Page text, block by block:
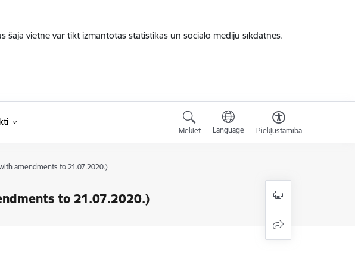
vietnē var tikt izmantotas statistikas un sociālo mediju sīkdatnes.
Meklēt Language Piekļūstamība
amendments to 21.07.2020.)
to 21.07.2020.)